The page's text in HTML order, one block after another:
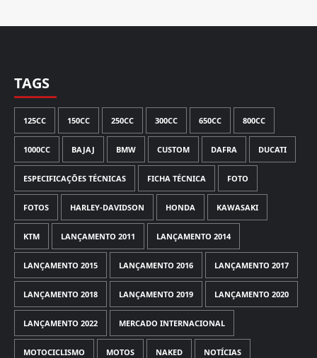
TAGS
125CC 150CC 250CC 300CC 650CC 800CC
1000CC BAJAJ BMW CUSTOM DAFRA DUCATI
ESPECIFICAÇÕES TÉCNICAS FICHA TÉCNICA FOTO
FOTOS HARLEY-DAVIDSON HONDA KAWASAKI
KTM LANÇAMENTO 2011 LANÇAMENTO 2014
LANÇAMENTO 2015 LANÇAMENTO 2016 LANÇAMENTO 2017
LANÇAMENTO 2018 LANÇAMENTO 2019 LANÇAMENTO 2020
LANÇAMENTO 2022 MERCADO INTERNACIONAL
MOTOCICLISMO MOTOS NAKED NOTÍCIAS